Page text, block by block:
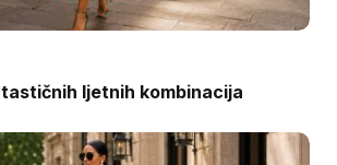
ljetnih kombinacija